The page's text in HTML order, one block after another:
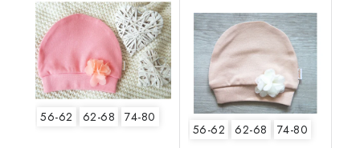
56-62 62-68 74-80
56-62 62-68 74-80